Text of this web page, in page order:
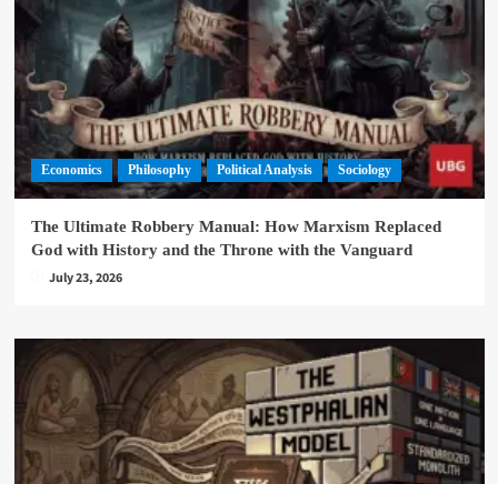
Economics Philosophy Political Analysis Sociology
The Ultimate Robbery Manual: How Marxism Replaced
God with History and the Throne with the Vanguard
July 23, 2026